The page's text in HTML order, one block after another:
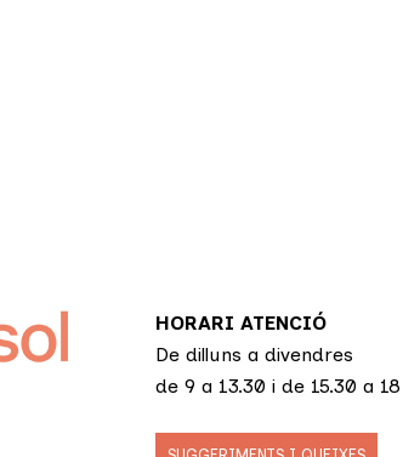
HORARI ATENCIÓ
De dilluns a divendres
de 9 a 13.30 i de 15.30 a 18